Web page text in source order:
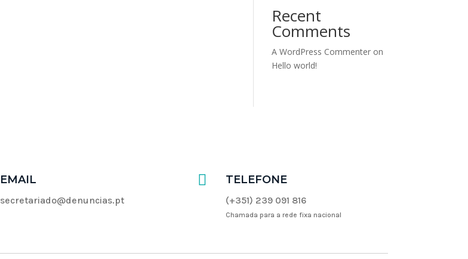
Recent
Comments
A WordPress Commenter on
Hello world!
EMAIL
secretariado@denuncias.pt
 TELEFONE
(+351) 239 091 816
Chamada para a rede fixa nacional